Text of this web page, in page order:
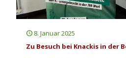
8. Januar 2025
Zu Besuch bei Knackis in der